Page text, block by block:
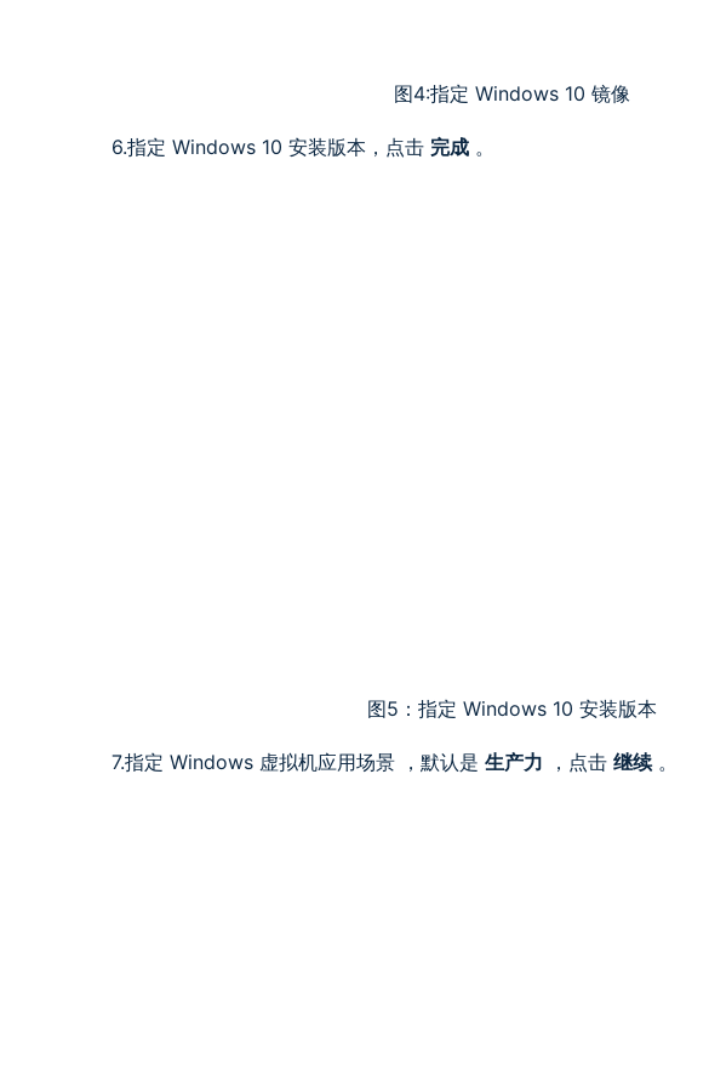
图4:指定 Windows 10 镜像
6.指定 Windows 10 安装版本，点击 完成。
图5：指定 Windows 10 安装版本
7.指定 Windows 虚拟机应用场景 ，默认是 生产力 ，点击 继续。